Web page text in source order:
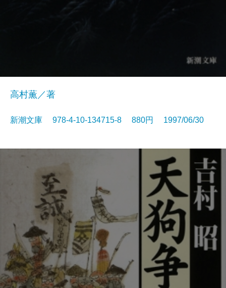
高村薫／著
新潮文庫 978-4-10-134715-8 880円 1997/06/30